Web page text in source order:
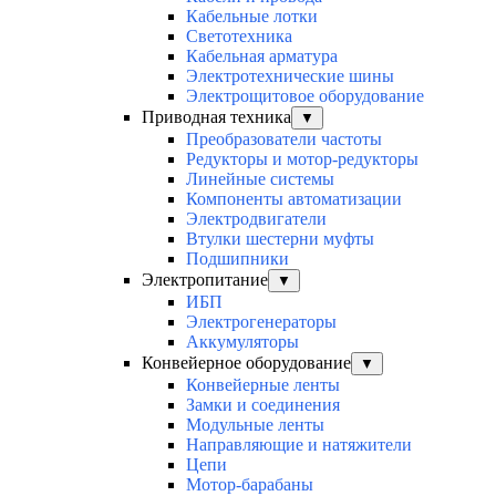
Кабельные лотки
Светотехника
Кабельная арматура
Электротехнические шины
Электрощитовое оборудование
Приводная техника
▼
Преобразователи частоты
Редукторы и мотор-редукторы
Линейные системы
Компоненты автоматизации
Электродвигатели
Втулки шестерни муфты
Подшипники
Электропитание
▼
ИБП
Электрогенераторы
Аккумуляторы
Конвейерное оборудование
▼
Конвейерные ленты
Замки и соединения
Модульные ленты
Направляющие и натяжители
Цепи
Мотор-барабаны